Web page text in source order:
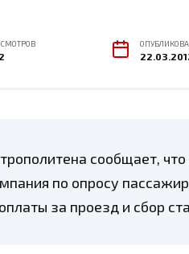
сообщает, что
по опросу
за проезд и сбор